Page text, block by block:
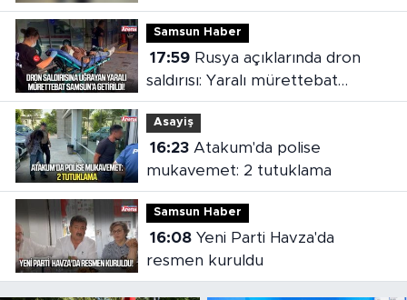
tutuklandı
Samsun Haber
17:59Rusya açıklarında dron
saldırısı: Yaralı mürettebat
Samsun'a getirildi
Asayiş
16:23Atakum'da polise
mukavemet: 2 tutuklama
Samsun Haber
16:08Yeni Parti Havza'da
resmen kuruldu